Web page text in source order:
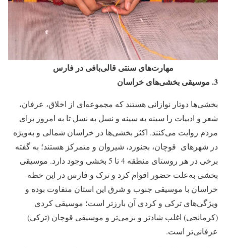
مهارت‌های سنتی قالی‌بافی در فارس
3. موسیقی بخشی‌های خراسان
بخشی‌ها دوتار نوازانی هستند که مجموعه‌ای از اخلاق، عرفان،
شعر و ادبیات را سینه به سینه و نسل به نسل تا به امروز برای
مردم روایت می‌کنند. اکثر بخشی‌ها در خراسان شمالی و به‌ویژه
در شهرهای قوچان، بجنورد، شیروان و متمرکز هستند؛ به گفته
برخی در هر روستای منطقه 4 تا 5 بخشی وجود دارد. موسیقی
بخشی به‌علت حضور اقوام کرد و ترک و فارس در این خطه
خراسان با موسیقی جنوب و شرق این استان متفاوت بوده و
ویژگی‌های ترکی و کردی آن بارزتر است؛ موسیقی کردی
(کرمانجی) اغلب شادتر و بزمی‌تر و موسیقی قوچان (ترکی)
عرفانی‌تر است.